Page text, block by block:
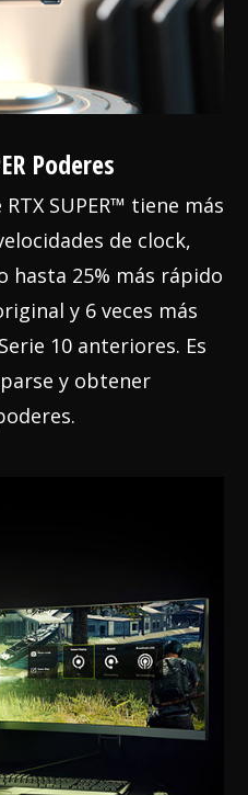
Poderes
SUPER™ tiene más
de clock,
hasta 25% más rápido
y 6 veces más
10 anteriores. Es
y obtener